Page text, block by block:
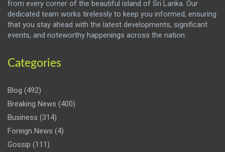
from every corner of the beautiful island of Sri Lanka. Our
dedicated team works tirelessly to keep you informed, ensuring
that you stay ahead with the latest developments, significant
events, and noteworthy happenings across the nation.
Categories
Blog (492)
Breaking News (400)
Business (314)
Foreign News (4)
Gossip (111)